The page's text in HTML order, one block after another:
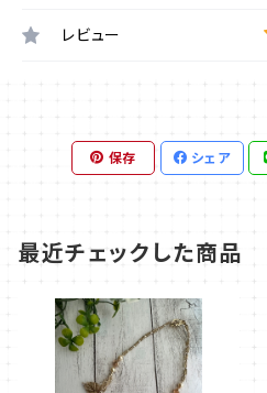
レビュー
保存 シェア
最近チェックした商品